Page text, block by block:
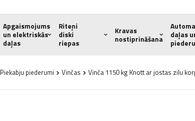
Apgaismojums
un elektriskās
daļas
Riteņi
diski
riepas
Kravas
nostiprināšana
daļas
Piekabju piederumi Vinčas Vinča 1150 kg Knott ar jostas zilu